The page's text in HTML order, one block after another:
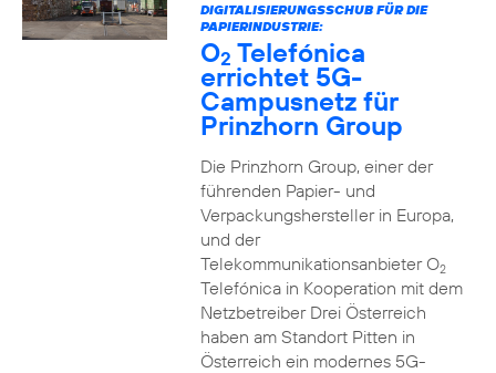
DIGITALISIERUNGSSCHUB FÜR DIE
PAPIERINDUSTRIE:
O2 Telefónica
errichtet 5G-
Campusnetz für
Prinzhorn Group
Die Prinzhorn Group, einer der
führenden Papier- und
Verpackungshersteller in Europa,
und der
Telekommunikationsanbieter O2
Telefónica in Kooperation mit dem
Netzbetreiber Drei Österreich
haben am Standort Pitten in
Österreich ein modernes 5G-